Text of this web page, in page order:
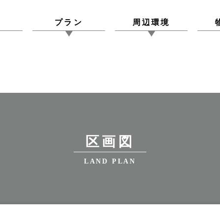
プラン 周辺環境
区画図
LAND PLAN